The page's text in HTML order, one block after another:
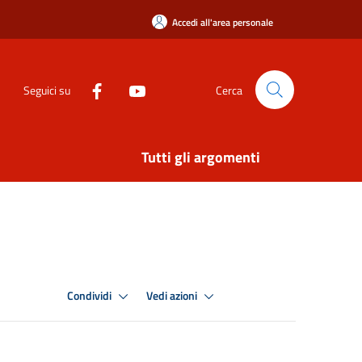
Accedi all'area personale
Seguici su Cerca
Tutti gli argomenti
Condividi Vedi azioni